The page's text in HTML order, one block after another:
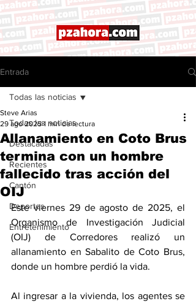
Entrada
Todas las noticias
Destacadas
Recientes
Cantón
Deportes
Entretenimiento
Todas las noticias
Allanamiento en Coto Brus
termina con un hombre
fallecido tras acción del
OIJ
Steve Arias
29 ago 2025 1 min de lectura
Este viernes 29 de agosto de 2025, el
Organismo de Investigación Judicial
(OIJ) de Corredores realizó un
allanamiento en Sabalito de Coto Brus,
donde un hombre perdió la vida.
Al ingresar a la vivienda, los agentes se